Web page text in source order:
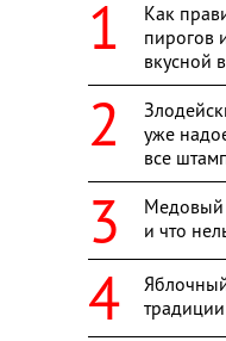
Как
пирогов
вкусной
уже
все
Медовый
и что
традиции